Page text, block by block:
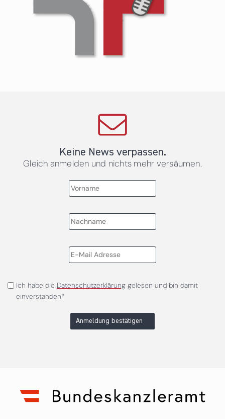
Keine News verpassen.
Gleich anmelden und nichts mehr versäumen.
Ich habe die Datenschutzerklärunggelesen und bin damit
einverstanden*
Anmeldung bestätigen